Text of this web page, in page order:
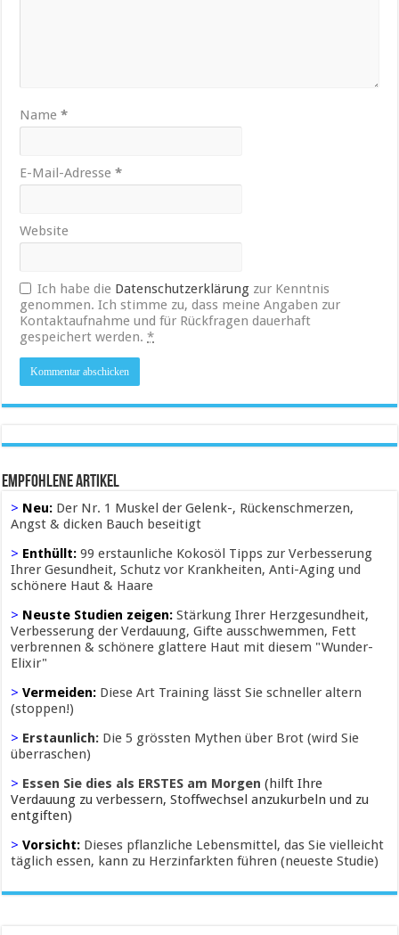
Name*
E-Mail-Adresse*
Website
Ich habe die Datenschutzerklärung zur Kenntnis
genommen. Ich stimme zu, dass meine Angaben zur
Kontaktaufnahme und für Rückfragen dauerhaft
gespeichert werden.*
Empfohlene Artikel
> Neu: Der Nr. 1 Muskel der Gelenk-, Rückenschmerzen,
Angst & dicken Bauch beseitigt
> Enthüllt:99 erstaunliche Kokosöl Tipps zur Verbesserung
Ihrer Gesundheit, Schutz vor Krankheiten, Anti-Aging und
schönere Haut & Haare
> Neuste Studien zeigen:Stärkung Ihrer Herzgesundheit,
Verbesserung der Verdauung, Gifte ausschwemmen, Fett
verbrennen & schönere glattere Haut mit diesem "Wunder-
Elixir"
> Vermeiden: Diese Art Training lässt Sie schneller altern
(stoppen!)
> Erstaunlich: Die 5 grössten Mythen über Brot (wird Sie
überraschen)
> Essen Sie dies als ERSTES am Morgen (hilft Ihre
Verdauung zu verbessern, Stoffwechsel anzukurbeln und zu
entgiften)
> Vorsicht: Dieses pflanzliche Lebensmittel, das Sie vielleicht
täglich essen, kann zu Herzinfarkten führen (neueste Studie)